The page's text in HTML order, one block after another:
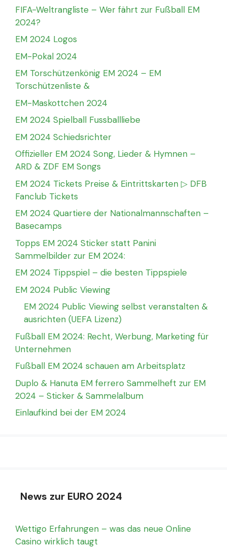
FIFA-Weltrangliste – Wer fährt zur Fußball EM
2024?
EM 2024 Logos
EM-Pokal 2024
EM Torschützenkönig EM 2024 – EM
Torschützenliste &
EM-Maskottchen 2024
EM 2024 Spielball Fussballliebe
EM 2024 Schiedsrichter
Offizieller EM 2024 Song, Lieder & Hymnen –
ARD & ZDF EM Songs
EM 2024 Tickets Preise & Eintrittskarten ▷ DFB
Fanclub Tickets
EM 2024 Quartiere der Nationalmannschaften –
Basecamps
Topps EM 2024 Sticker statt Panini
Sammelbilder zur EM 2024:
EM 2024 Tippspiel – die besten Tippspiele
EM 2024 Public Viewing
EM 2024 Public Viewing selbst veranstalten &
ausrichten (UEFA Lizenz)
Fußball EM 2024: Recht, Werbung, Marketing für
Unternehmen
Fußball EM 2024 schauen am Arbeitsplatz
Duplo & Hanuta EM ferrero Sammelheft zur EM
2024 – Sticker & Sammelalbum
Einlaufkind bei der EM 2024
News zur EURO 2024
Wettigo Erfahrungen – was das neue Online
Casino wirklich taugt